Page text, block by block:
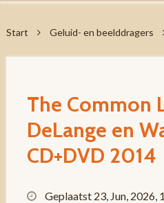
Start Geluid- en beelddragers
The Common
DeLange en
CD+DVD 2014
Geplaatst 23, Jun, 2026,